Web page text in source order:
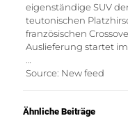
eigenständige SUV
teutonischen
französischen
Auslieferung startet im
Source: New feed
Ähnliche Beiträge